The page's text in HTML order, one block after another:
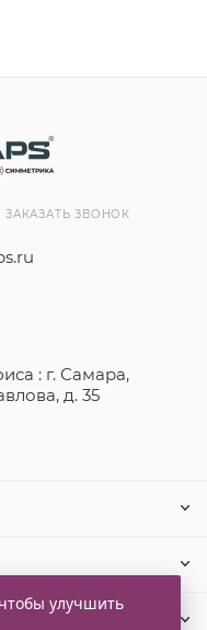
ЗАКАЗАТЬ ЗВОНОК
: г. Самара,
д. 35
улучшить